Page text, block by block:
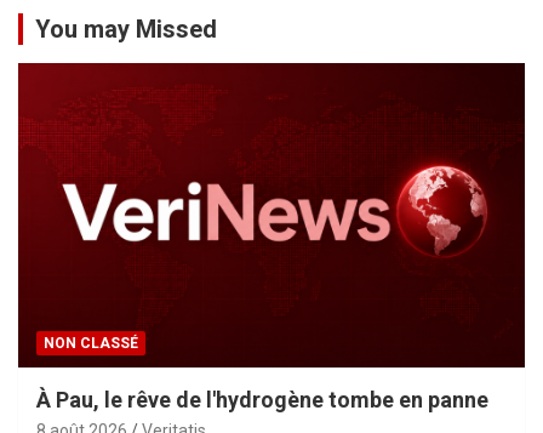
You may Missed
NON CLASSÉ
À Pau, le rêve de l'hydrogène tombe en panne